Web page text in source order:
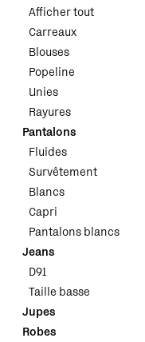
Afficher tout
Carreaux
Blouses
Popeline
Unies
Rayures
Pantalons
Fluides
Survêtement
Blancs
Capri
Pantalons blancs
Jeans
D91
Taille basse
Jupes
Robes